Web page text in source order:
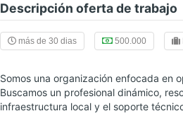
Descripción oferta de trabajo
más de 30 dias 500.000
Somos una organización enfocada en
Buscamos un profesional dinámico,
infraestructura local y el soporte